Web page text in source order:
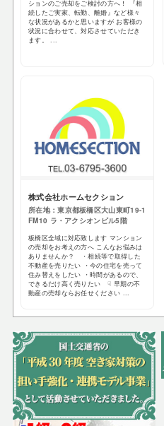
ションのご売却をご検討の方へ！ 『相
続したご実家、転勤、離婚』など様々
な状況があるかと思いますが お客様の
状況に合わせて、対応させていただき
ます。 ...
株式会社ホームセクション
所在地：東京都板橋区大山東町19-1
FM10​ ラ・アクシオンビル5階
板橋区全域に対応致します マンション
の売却をお考えの方へ こんなお悩みは
ありませんか？ ・相続等で取得した
不動産を売りたい ・今の住宅を売って
住み替えをしたい ・時間があるので、
できるだけ高く売りたい ☟ 早期の不
動産の売却ならお任せください ...